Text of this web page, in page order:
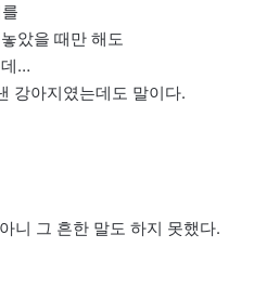
았을 때만 해도
데…
강아지였는데도 말이다.
니 그 흔한 말도 하지 못했다.